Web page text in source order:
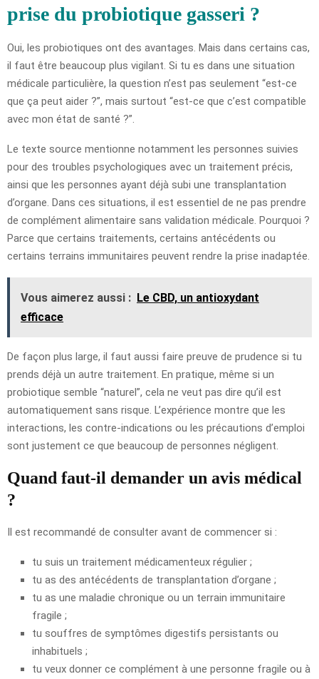
prise du probiotique gasseri ?
Oui, les probiotiques ont des avantages. Mais dans certains cas,
il faut être beaucoup plus vigilant. Si tu es dans une situation
médicale particulière, la question n’est pas seulement “est-ce
que ça peut aider ?”, mais surtout “est-ce que c’est compatible
avec mon état de santé ?”.
Le texte source mentionne notamment les personnes suivies
pour des troubles psychologiques avec un traitement précis,
ainsi que les personnes ayant déjà subi une transplantation
d’organe. Dans ces situations, il est essentiel de ne pas prendre
de complément alimentaire sans validation médicale. Pourquoi ?
Parce que certains traitements, certains antécédents ou
certains terrains immunitaires peuvent rendre la prise inadaptée.
Vous aimerez aussi : Le CBD, un antioxydant
efficace
De façon plus large, il faut aussi faire preuve de prudence si tu
prends déjà un autre traitement. En pratique, même si un
probiotique semble “naturel”, cela ne veut pas dire qu’il est
automatiquement sans risque. L’expérience montre que les
interactions, les contre-indications ou les précautions d’emploi
sont justement ce que beaucoup de personnes négligent.
Quand faut-il demander un avis médical
?
Il est recommandé de consulter avant de commencer si :
tu suis un traitement médicamenteux régulier ;
tu as des antécédents de transplantation d’organe ;
tu as une maladie chronique ou un terrain immunitaire
fragile ;
tu souffres de symptômes digestifs persistants ou
inhabituels ;
tu veux donner ce complément à une personne fragile ou à